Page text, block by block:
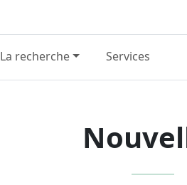
La recherche Services